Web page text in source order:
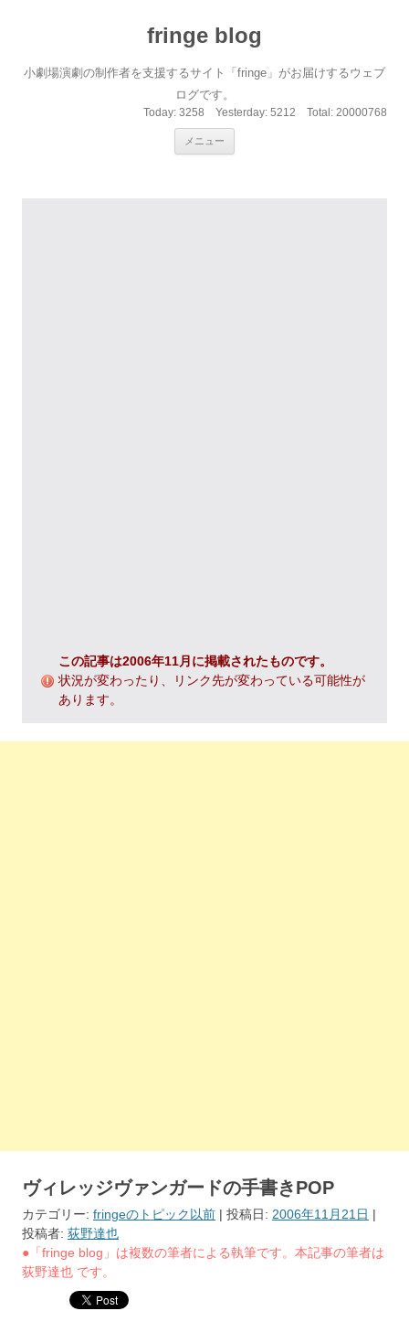
fringe blog
小劇場演劇の制作者を支援するサイト「fringe」がお届けするウェブ
ログです。
Today: 3258 Yesterday: 5212 Total: 20000768
メニュー
この記事は2006年11月に掲載されたものです。
状況が変わったり、リンク先が変わっている可能性が
あります。
ヴィレッジヴァンガードの手書きPOP
カテゴリー: fringeのトピック以前 | 投稿日: 2006年11月21日 |
投稿者: 荻野達也
●「fringe blog」は複数の筆者による執筆です。本記事の筆者は
荻野達也 です。